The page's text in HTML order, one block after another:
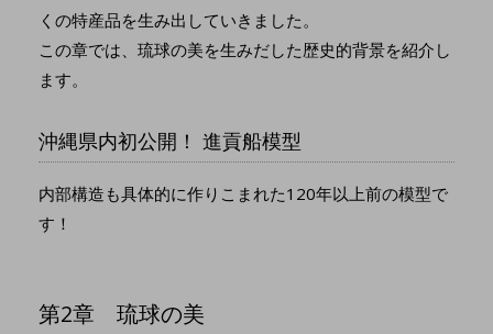
くの特産品を生み出していきました。
この章では、琉球の美を生みだした歴史的背景を紹介し
ます。
沖縄県内初公開！ 進貢船模型
内部構造も具体的に作りこまれた120年以上前の模型で
す！
第2章 琉球の美